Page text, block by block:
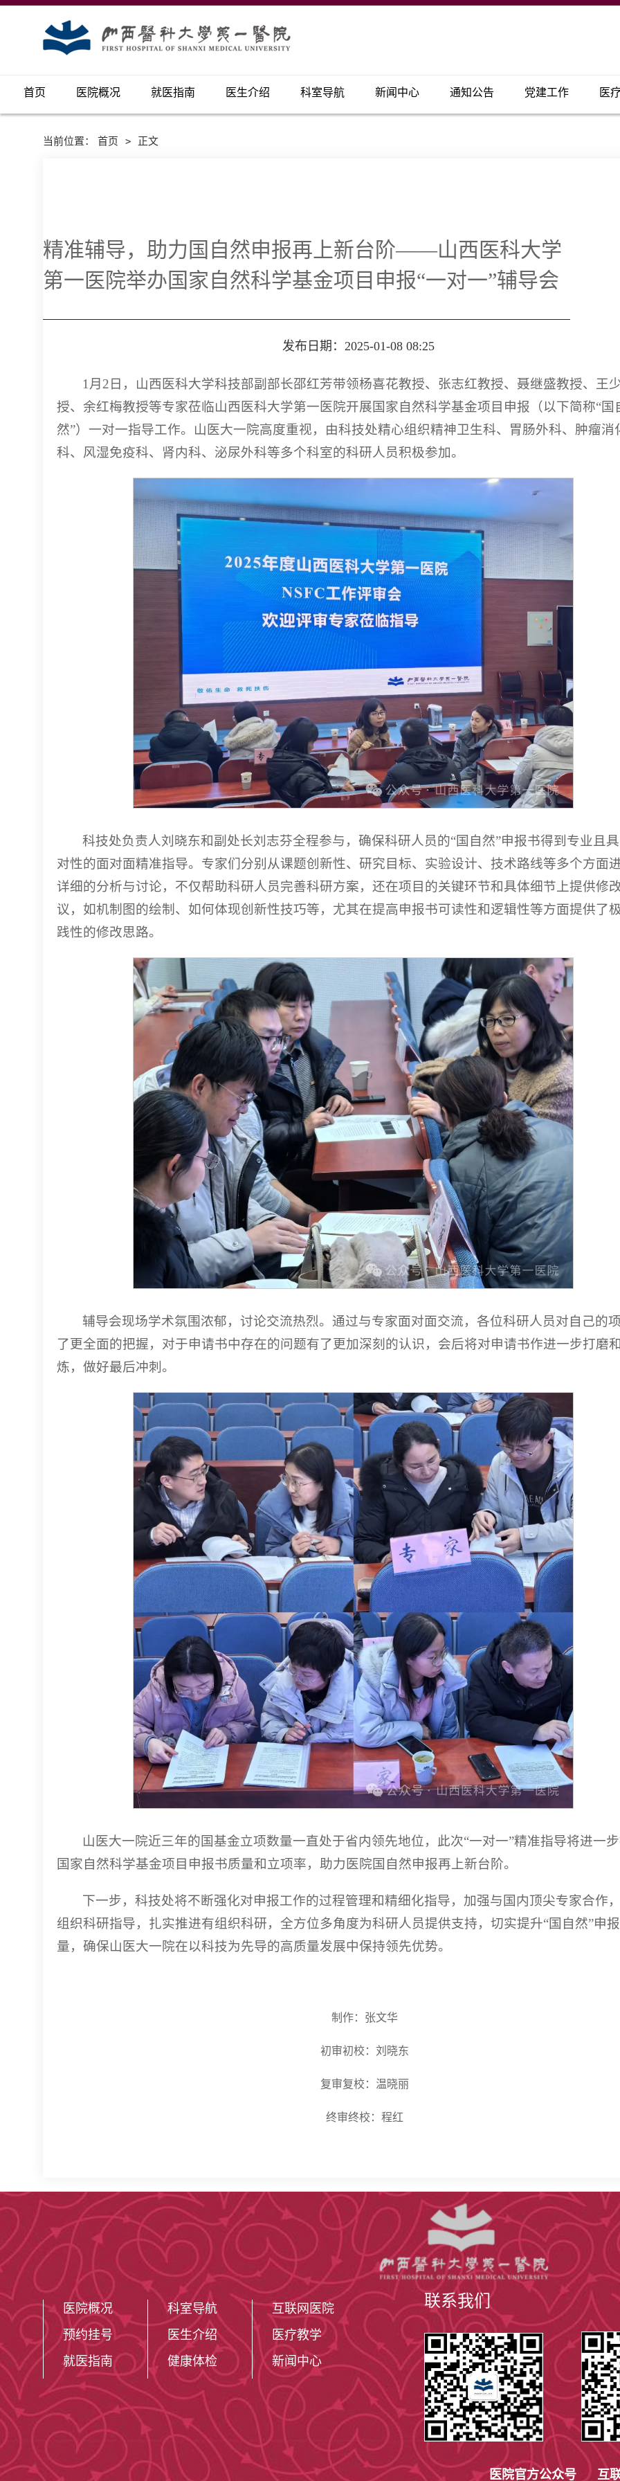
首页 医院概况 就医指南 医生介绍 科室导航 新闻中心 通知公告 党建工作 医
当前位置： 首页 > 正文
精准辅导，助力国自然申报再上新台阶——山西医科大学
第一医院举办国家自然科学基金项目申报“一对一”辅导会
发布日期：2025-01-08 08:25
1月2日，山西医科大学科技部副部长邵红芳带领杨喜花教授、张志红教授、聂继盛教授、王
授、余红梅教授等专家莅临山西医科大学第一医院开展国家自然科学基金项目申报（以下简称“国
然”）一对一指导工作。山医大一院高度重视，由科技处精心组织精神卫生科、胃肠外科、肿瘤消
科、风湿免疫科、肾内科、泌尿外科等多个科室的科研人员积极参加。
科技处负责人刘晓东和副处长刘志芬全程参与，确保科研人员的“国自然”申报书得到专业且
对性的面对面精准指导。专家们分别从课题创新性、研究目标、实验设计、技术路线等多个方面
详细的分析与讨论，不仅帮助科研人员完善科研方案，还在项目的关键环节和具体细节上提供修
议，如机制图的绘制、如何体现创新性技巧等，尤其在提高申报书可读性和逻辑性等方面提供了
践性的修改思路。
辅导会现场学术氛围浓郁，讨论交流热烈。通过与专家面对面交流，各位科研人员对自己的
了更全面的把握，对于申请书中存在的问题有了更加深刻的认识，会后将对申请书作进一步打磨
炼，做好最后冲刺。
山医大一院近三年的国基金立项数量一直处于省内领先地位，此次“一对一”精准指导将进一
国家自然科学基金项目申报书质量和立项率，助力医院国自然申报再上新台阶。
下一步，科技处将不断强化对申报工作的过程管理和精细化指导，加强与国内顶尖专家合作
组织科研指导，扎实推进有组织科研，全方位多角度为科研人员提供支持，切实提升“国自然”申
量，确保山医大一院在以科技为先导的高质量发展中保持领先优势。
制作：张文华
初审初校：刘晓东
复审复校：温晓丽
终审终校：程红
医院概况
预约挂号
就医指南
科室导航
医生介绍
健康体检
互联网医院
医疗教学
新闻中心
联系我们
医院官方公众号 互联